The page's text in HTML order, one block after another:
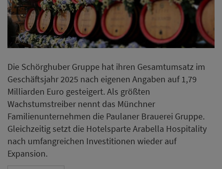
Die Schörghuber Gruppe hat ihren Gesamtumsatz im
Geschäftsjahr 2025 nach eigenen Angaben auf 1,79
Milliarden Euro gesteigert. Als größten
Wachstumstreiber nennt das Münchner
Familienunternehmen die Paulaner Brauerei Gruppe.
Gleichzeitig setzt die Hotelsparte Arabella Hospitality
nach umfangreichen Investitionen wieder auf
Expansion.